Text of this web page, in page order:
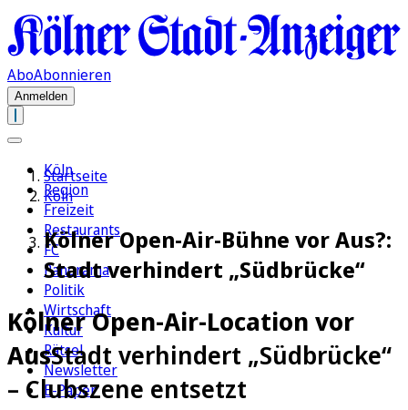
AboAbonnieren
Anmelden
Köln
Region
Freizeit
Restaurants
FC
Panorama
Politik
Wirtschaft
Kultur
Rätsel
Newsletter
E-Paper
Startseite
Köln
Kölner Open-Air-Bühne vor Aus?:
Stadt verhindert „Südbrücke“
Kölner Open-Air-Location vor
AusStadt verhindert „Südbrücke“
– Clubszene entsetzt